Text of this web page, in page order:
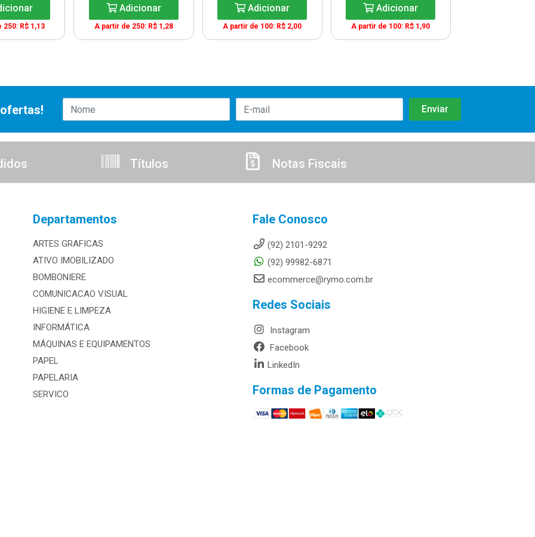
250: R$ 1,13
Adicionar
A partir de 250: R$ 1,28
Adicionar
A partir de 100: R$ 2,00
Adicionar
A partir de 100: R$ 1,90
Títulos Notas Fiscais
Departamentos
ARTES GRAFICAS
ATIVO IMOBILIZADO
BOMBONIERE
COMUNICACAO VISUAL
HIGIENE E LIMPEZA
INFORMÁTICA
MÁQUINAS E EQUIPAMENTOS
PAPEL
PAPELARIA
SERVICO
Fale Conosco
(92) 2101-9292
(92) 99982-6871
ecommerce@rymo.com.br
Redes Sociais
Instagram
Facebook
LinkedIn
Formas de Pagamento